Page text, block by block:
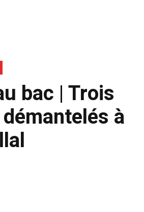
bac | Trois
à